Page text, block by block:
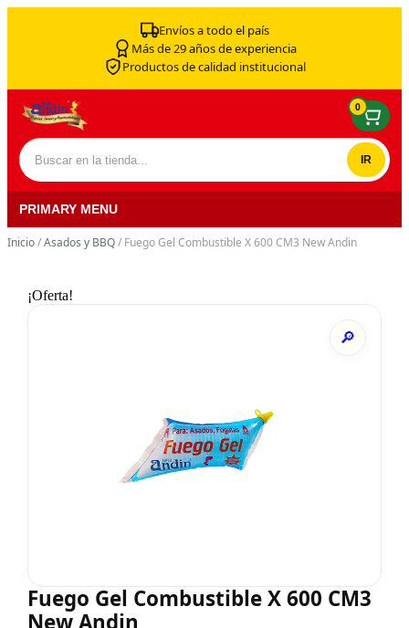
Envíos a todo el país
Más de 29 años de experiencia
Productos de calidad institucional
Buscar por:
0
PRIMARY MENU
Inicio/Asados y BBQ/ Fuego Gel Combustible X 600 CM3 New Andin
¡Oferta!
Fuego Gel Combustible X 600 CM3
New Andin